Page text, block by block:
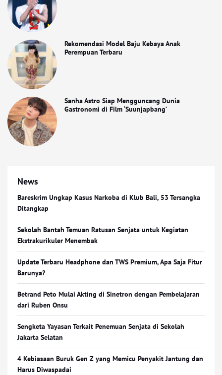
Rekomendasi Model Baju Kebaya Anak
Perempuan Terbaru
Sanha Astro Siap Mengguncang Dunia
Gastronomi di Film ‘Suunjapbang’
News
Bareskrim Ungkap Kasus Narkoba di Klub Bali, 53 Tersangka
Ditangkap
Sekolah Bantah Temuan Ratusan Senjata untuk Kegiatan
Ekstrakurikuler Menembak
Update Terbaru Headphone dan TWS Premium, Apa Saja Fitur
Barunya?
Betrand Peto Mulai Akting di Sinetron dengan Pembelajaran
dari Ruben Onsu
Sengketa Yayasan Terkait Penemuan Senjata di Sekolah
Jakarta Selatan
4 Kebiasaan Buruk Gen Z yang Memicu Penyakit Jantung dan
Harus Diwaspadai